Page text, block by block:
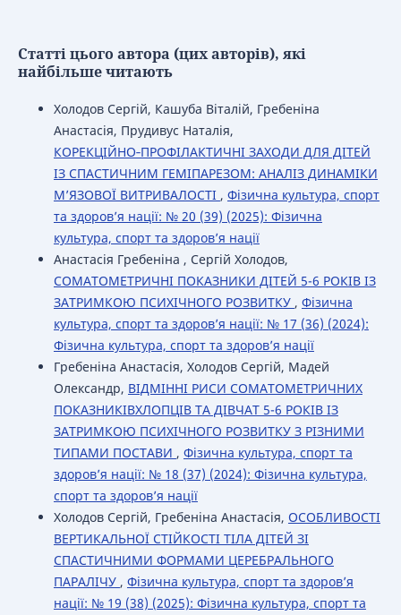
Статті цього автора (цих авторів), які
найбільше читають
Холодов Сергій, Кашуба Віталій, Гребеніна
Анастасія, Прудивус Наталія,
КОРЕКЦІЙНО‑ПРОФІЛАКТИЧНІ ЗАХОДИ ДЛЯ ДІТЕЙ
ІЗ СПАСТИЧНИМ ГЕМІПАРЕЗОМ: АНАЛІЗ ДИНАМІКИ
М’ЯЗОВОЇ ВИТРИВАЛОСТІ , Фізична культура, спорт
та здоров’я нації: № 20 (39) (2025): Фізична
культура, спорт та здоров’я нації
Анастасія Гребеніна , Сергій Холодов,
СОМАТОМЕТРИЧНІ ПОКАЗНИКИ ДІТЕЙ 5-6 РОКІВ ІЗ
ЗАТРИМКОЮ ПСИХІЧНОГО РОЗВИТКУ , Фізична
культура, спорт та здоров’я нації: № 17 (36) (2024):
Фізична культура, спорт та здоров’я нації
Гребеніна Анастасія, Холодов Сергій, Мадей
Олександр, ВІДМІННІ РИСИ СОМАТОМЕТРИЧНИХ
ПОКАЗНИКІВХЛОПЦІВ ТА ДІВЧАТ 5-6 РОКІВ ІЗ
ЗАТРИМКОЮ ПСИХІЧНОГО РОЗВИТКУ З РІЗНИМИ
ТИПАМИ ПОСТАВИ , Фізична культура, спорт та
здоров’я нації: № 18 (37) (2024): Фізична культура,
спорт та здоров’я нації
Холодов Сергій, Гребеніна Анастасія, ОСОБЛИВОСТІ
ВЕРТИКАЛЬНОЇ СТІЙКОСТІ ТІЛА ДІТЕЙ ЗІ
СПАСТИЧНИМИ ФОРМАМИ ЦЕРЕБРАЛЬНОГО
ПАРАЛІЧУ , Фізична культура, спорт та здоров’я
нації: № 19 (38) (2025): Фізична культура, спорт та